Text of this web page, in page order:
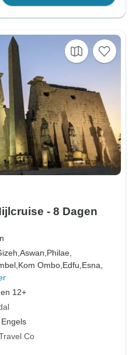
- 8 Dagen
Aswan,Philae,
Kom Ombo,Edfu,Esna,
12+
Co